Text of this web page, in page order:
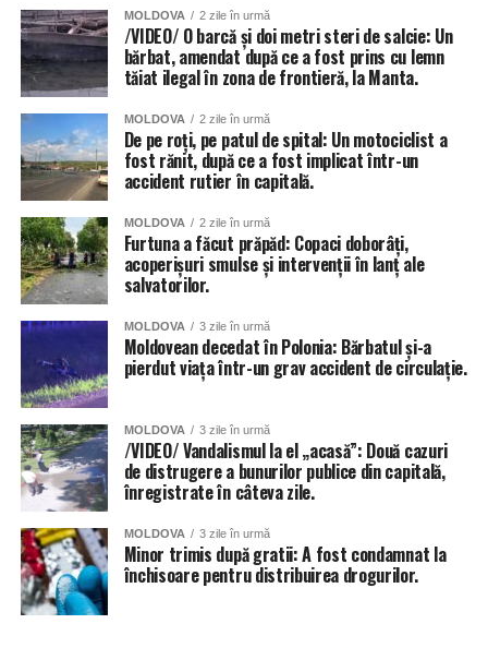
MOLDOVA 2 zile în urmă
/VIDEO/ O barcă și doi metri steri de salcie: Un
bărbat, amendat după ce a fost prins cu lemn
tăiat ilegal în zona de frontieră, la Manta.
MOLDOVA 2 zile în urmă
De pe roți, pe patul de spital: Un motociclist a
fost rănit, după ce a fost implicat într-un
accident rutier în capitală.
MOLDOVA 2 zile în urmă
Furtuna a făcut prăpăd: Copaci doborâți,
acoperișuri smulse și intervenții în lanț ale
salvatorilor.
MOLDOVA 3 zile în urmă
Moldovean decedat în Polonia: Bărbatul și-a
pierdut viața într-un grav accident de circulație.
MOLDOVA 3 zile în urmă
/VIDEO/ Vandalismul la el „acasă”: Două cazuri
de distrugere a bunurilor publice din capitală,
înregistrate în câteva zile.
MOLDOVA 3 zile în urmă
Minor trimis după gratii: A fost condamnat la
închisoare pentru distribuirea drogurilor.